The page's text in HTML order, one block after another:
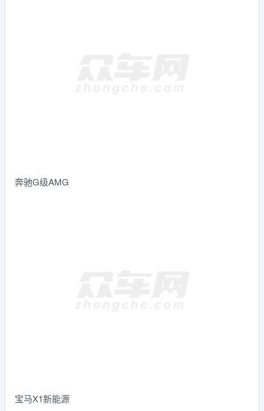
奔驰G级AMG
宝马X1新能源